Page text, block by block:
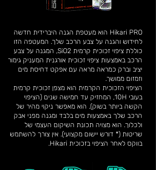
Hikari PRO הוא מעטפת הגנה היברידית חדשה
לחידוש והגנה על צבע הרכב שלך. המעטפה הזו
כוללת ציפוי זכוכית קרמית SiO2, המגנה על צבע
הרכב באמצעות ציפוי זכוכית אורגנית המעניק גימור
יציב וברק כמראה מראה עם אפקט דחיסת מים
וזמזום ממושך.
הציפוי הזכוכית הקרמית הוא מצפן זכוכית קרמית
בעובי 10H, המחזיק עד חמישה שנים (הציפוי
הקשה ביותר בשוק). הוא מאפשר ניקוי מהיר של
הרכב שלך באמצעות מים בלבד ומגנה מפני אבק
ולכלוך. הוא מצויה תכונת השיקום העצמי של
שריטות (* דורש יישום מקצועי). אין צורך להשתמש
בווקס לאחר הציפוי בזכוכית Hikari.